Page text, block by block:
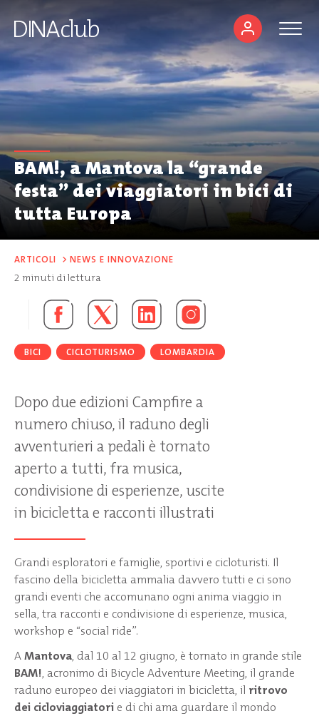
BAM!, a Mantova la “grande
festa” dei viaggiatori in bici di
tutta Europa
ARTICOLI > NEWS E INNOVAZIONE
2 minuti di lettura
BICI CICLOTURISMO LOMBARDIA
Dopo due edizioni Campfire a
numero chiuso, il raduno degli
avventurieri a pedali è tornato
aperto a tutti, fra musica,
condivisione di esperienze, uscite
in bicicletta e racconti illustrati
Grandi esploratori e famiglie, sportivi e cicloturisti. Il
fascino della bicicletta ammalia davvero tutti e ci sono
grandi eventi che accomunano ogni anima viaggio in
sella, tra racconti e condivisione di esperienze, musica,
workshop e “social ride”.
AMantova, dal 10 al 12 giugno, è tornato in grande stile
BAM!, acronimo di Bicycle Adventure Meeting, il grande
raduno europeo dei viaggiatori in bicicletta, il ritrovo
dei cicloviaggiatori e di chi ama guardare il mondo